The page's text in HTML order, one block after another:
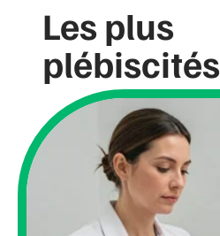
Les plus
plébiscités